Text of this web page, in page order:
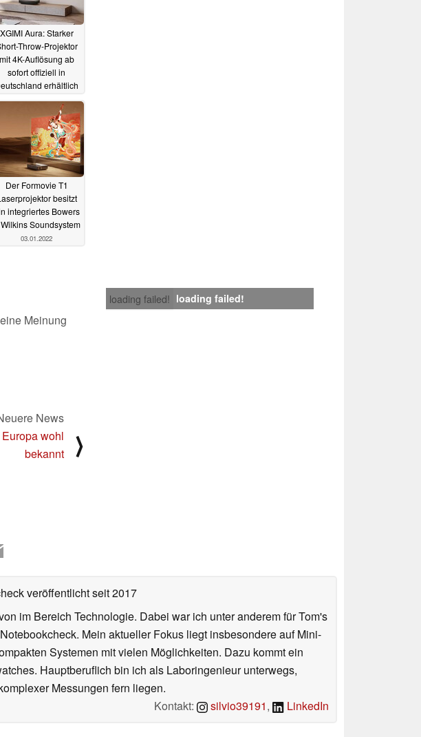
XGIMI Aura: Starker
Throw-Projektor
mit 4K-Auflösung ab
sofort offiziell in
erhältlich
23.02.2022
Der Formovie T1
besitzt
integriertes Bowers
Soundsystem
03.01.2022
loading failed! loading failed!
Meinung
News
wohl
bekannt
⟩
veröffentlichtseit 2017
im Bereich Technologie. Dabei war ich unter anderem für Tom's
Mein aktueller Fokus liegt insbesondere auf Mini-
Systemen mit vielen Möglichkeiten. Dazu kommt ein
Hauptberuflich bin ich als Laboringenieur unterwegs,
Messungen fern liegen.
Kontakt:
silvio39191, LinkedIn